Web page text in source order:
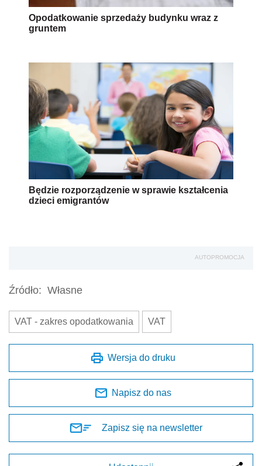
Opodatkowanie sprzedaży budynku wraz z
gruntem
Będzie rozporządzenie w sprawie kształcenia
dzieci emigrantów
AUTOPROMOCJA
Źródło: Własne
VAT - zakres opodatkowania VAT
Wersja do druku
Napisz do nas
Zapisz się na newsletter